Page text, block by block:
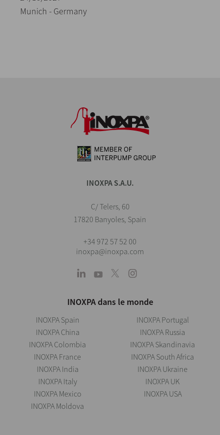
Munich - Germany
INOXPA S.A.U.
C/ Telers, 60
17820 Banyoles, Spain
+34 972 57 52 00
inoxpa@inoxpa.com
INOXPA dans le monde
INOXPA Spain
INOXPA China
INOXPA Colombia
INOXPA France
INOXPA India
INOXPA Italy
INOXPA Mexico
INOXPA Moldova
INOXPA Portugal
INOXPA Russia
INOXPA Skandinavia
INOXPA South Africa
INOXPA Ukraine
INOXPA UK
INOXPA USA